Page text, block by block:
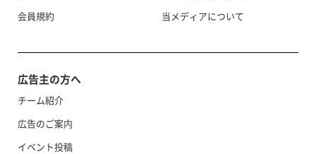
会員規約
当メディアについて
広告主の方へ
チーム紹介
広告のご案内
イベント投稿